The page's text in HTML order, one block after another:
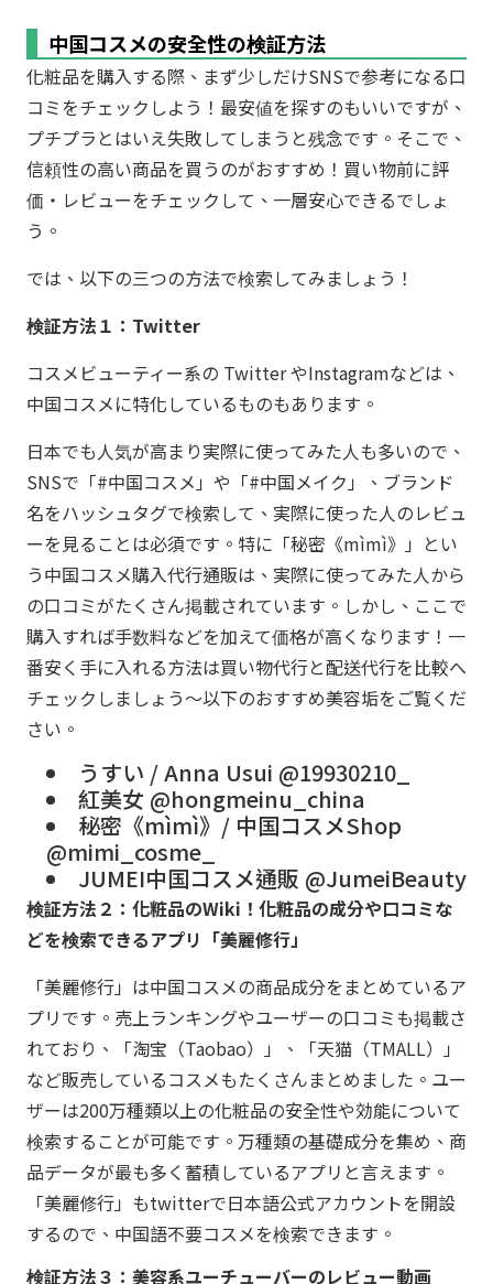
中国コスメの安全性の検証方法
化粧品を購入する際、まず少しだけSNSで参考になる口
コミをチェックしよう！最安値を探すのもいいですが、
プチプラとはいえ失敗してしまうと残念です。そこで、
信頼性の高い商品を買うのがおすすめ！買い物前に評
価・レビューをチェックして、一層安心できるでしょ
う。
では、以下の三つの方法で検索してみましょう！
検証方法１：Twitter
コスメビューティー系の Twitter やInstagramなどは、
中国コスメに特化しているものもあります。
日本でも人気が高まり実際に使ってみた人も多いので、
SNSで「#中国コスメ」や「#中国メイク」、ブランド
名をハッシュタグで検索して、実際に使った人のレビュ
ーを見ることは必須です。特に「秘密《mìmì》」とい
う中国コスメ購入代行通販は、実際に使ってみた人から
の口コミがたくさん掲載されています。しかし、ここで
購入すれば手数料などを加えて価格が高くなります！一
番安く手に入れる方法は買い物代行と配送代行を比較へ
チェックしましょう～以下のおすすめ美容垢をご覧くだ
さい。
うすい / Anna Usui @19930210_
紅美女 @hongmeinu_china
秘密《mìmì》/ 中国コスメShop
@mimi_cosme_
JUMEI中国コスメ通販 @JumeiBeauty
検証方法２：化粧品のWiki！化粧品の成分や口コミな
どを検索できるアプリ「美麗修行」
「美麗修行」は中国コスメの商品成分をまとめているア
プリです。売上ランキングやユーザーの口コミも掲載さ
れており、「淘宝（Taobao）」、「天猫（TMALL）」
など販売しているコスメもたくさんまとめました。ユー
ザーは200万種類以上の化粧品の安全性や効能について
検索することが可能です。万種類の基礎成分を集め、商
品データが最も多く蓄積しているアプリと言えます。
「美麗修行」もtwitterで日本語公式アカウントを開設
するので、中国語不要コスメを検索できます。
検証方法３：美容系ユーチューバーのレビュー動画